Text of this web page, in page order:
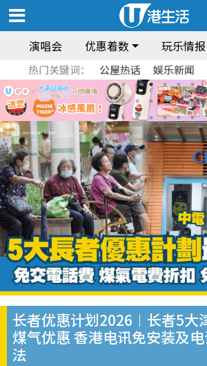
演唱会 优惠着数 玩乐情报
热门关键词： 公屋热话 娱乐新闻
长者优惠计划2026︱长者5大
煤气优惠 香港电讯免安装及
法